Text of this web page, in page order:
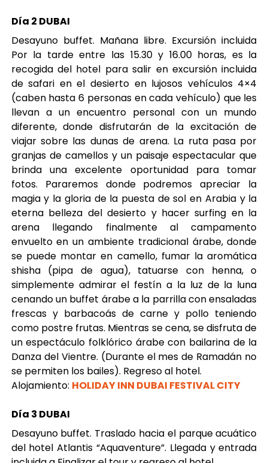
Día 2 DUBAI
Desayuno buffet. Mañana libre. Excursión incluida
Por la tarde entre las 15.30 y 16.00 horas, es la
recogida del hotel para salir en excursión incluida
de safari en el desierto en lujosos vehículos 4×4
(caben hasta 6 personas en cada vehículo) que les
llevan a un encuentro personal con un mundo
diferente, donde disfrutarán de la excitación de
viajar sobre las dunas de arena. La ruta pasa por
granjas de camellos y un paisaje espectacular que
brinda una excelente oportunidad para tomar
fotos. Pararemos donde podremos apreciar la
magia y la gloria de la puesta de sol en Arabia y la
eterna belleza del desierto y hacer surfing en la
arena llegando finalmente al campamento
envuelto en un ambiente tradicional árabe, donde
se puede montar en camello, fumar la aromática
shisha (pipa de agua), tatuarse con henna, o
simplemente admirar el festín a la luz de la luna
cenando un buffet árabe a la parrilla con ensaladas
frescas y barbacoás de carne y pollo teniendo
como postre frutas. Mientras se cena, se disfruta de
un espectáculo folklórico árabe con bailarina de la
Danza del Vientre. (Durante el mes de Ramadán no
se permiten los bailes). Regreso al hotel.
Alojamiento: HOLIDAY INN DUBAI FESTIVAL CITY
Día 3 DUBAI
Desayuno buffet. Traslado hacia el parque acuático
del hotel Atlantis “Aquaventure”. Llegada y entrada